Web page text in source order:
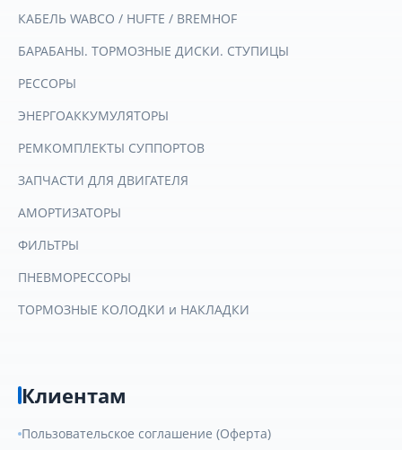
КАБЕЛЬ WABCO / HUFTE / BREMHOF
БАРАБАНЫ. ТОРМОЗНЫЕ ДИСКИ. СТУПИЦЫ
РЕССОРЫ
ЭНЕРГОАККУМУЛЯТОРЫ
РЕМКОМПЛЕКТЫ СУППОРТОВ
ЗАПЧАСТИ ДЛЯ ДВИГАТЕЛЯ
АМОРТИЗАТОРЫ
ФИЛЬТРЫ
ПНЕВМОРЕССОРЫ
ТОРМОЗНЫЕ КОЛОДКИ и НАКЛАДКИ
Клиентам
Пользовательское соглашение (Оферта)